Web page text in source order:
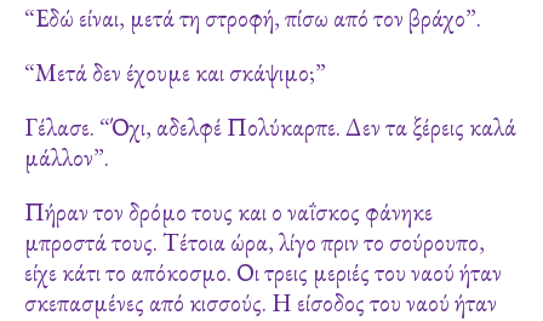
“Εδώ είναι, μετά τη στροφή, πίσω από τον βράχο”.
“Μετά δεν έχουμε και σκάψιμο;”
Γέλασε. “Όχι, αδελφέ Πολύκαρπε. Δεν τα ξέρεις καλά
μάλλον”.
Πήραν τον δρόμο τους και ο ναΐσκος φάνηκε
μπροστά τους. Τέτοια ώρα, λίγο πριν το σούρουπο,
είχε κάτι το απόκοσμο. Οι τρεις μεριές του ναού ήταν
σκεπασμένες από κισσούς. Η είσοδος του ναού ήταν